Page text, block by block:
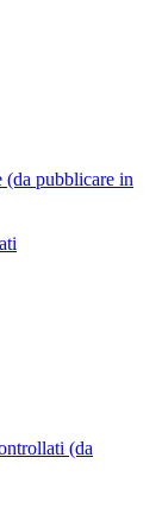
(da pubblicare in
(da